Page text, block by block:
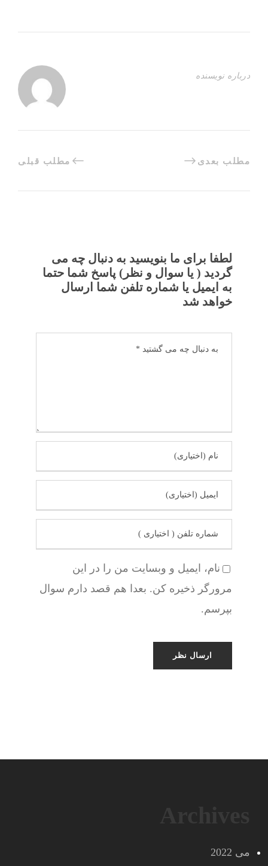
درباره نویسنده
مطلب قبلی مطلب بعدی
لطفا برای ما بنویسید به دنبال چه می
گردید ( یا سوال و نظر) پاسخ شما حتما
به ایمیل یا شماره تلفن شما ارسال
خواهد شد
نام، ایمیل و وبسایت من را در این
مرورگر ذخیره کن. بعدا هم قصد دارم سوال
بپرسم.
می 2022